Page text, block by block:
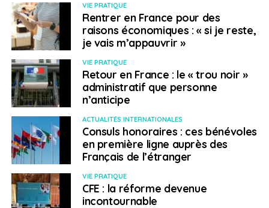
VIE PRATIQUE
Rentrer en France pour des
raisons économiques : « si je reste,
je vais m’appauvrir »
VIE PRATIQUE
Retour en France : le « trou noir »
administratif que personne
n’anticipe
ACTUALITÉS INTERNATIONALES
Consuls honoraires : ces bénévoles
en première ligne auprès des
Français de l’étranger
VIE PRATIQUE
CFE : la réforme devenue
incontournable